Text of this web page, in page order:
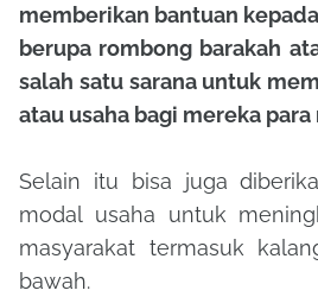
memberikan bantuan
berupa rombong barakah
salah satu sarana untuk
atau usaha bagi mereka para
Selain itu bisa juga
modal usaha untuk
masyarakat termasuk
bawah.